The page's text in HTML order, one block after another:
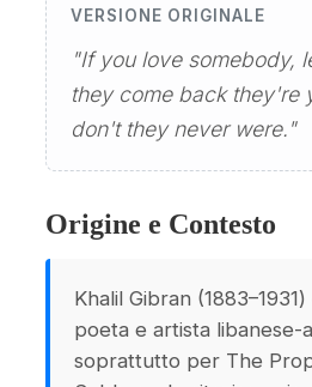
VERSIONE ORIGINALE
"If you love somebody,
they come back they're
don't they never were."
Origine e Contesto
Khalil Gibran
poeta e artista libanese-
soprattutto per The